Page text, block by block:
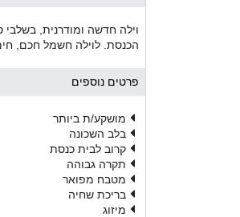
וילה חדשה ומודרנית,
הכנסת. לוילה חשמל חכם,
פרטים נוספים
מושקע/ת ביותר
בלב השכונה
קרוב לבית כנסת
תקרה גבוהה
מטבח מפואר
בריכת שחיה
מיזוג